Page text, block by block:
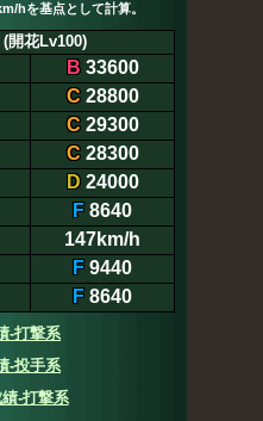
hを基点として計算。
開花Lv100)
B33600
C28800
C29300
C28300
D24000
F 8640
147km/h
F 9440
F 8640
-打撃系
-投手系
-打撃系